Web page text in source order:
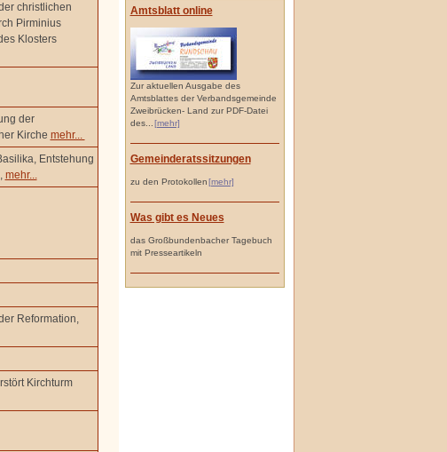
Amtsblatt online
Zur aktuellen Ausgabe des
Amtsblattes der Verbandsgemeinde
Zweibrücken- Land zur PDF-Datei
des...
[mehr]
Gemeinderatssitzungen
zu den Protokollen[mehr]
Was gibt es Neues
das Großbundenbacher Tagebuch
mit Presseartikeln
christlichen
Pirminius
Klosters
der
Kirche mehr...
Entstehung
mehr...
Reformation,
Kirchturm